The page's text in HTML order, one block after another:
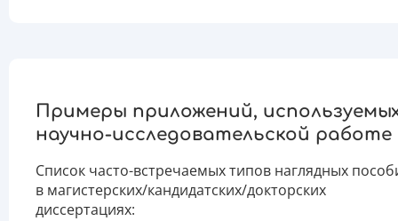
Примеры приложений,
научно-исследовательской работе
Список часто-встречаемых типов наглядных
в магистерских/кандидатских/докторских
диссертациях: